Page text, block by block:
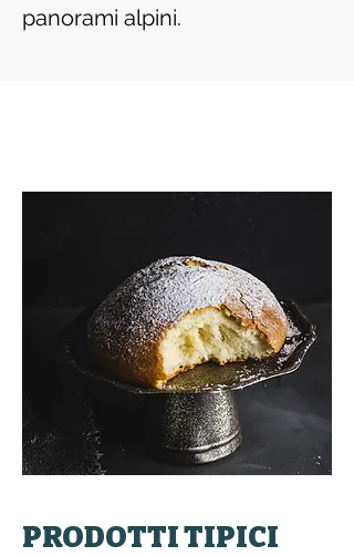
panorami alpini.
PRODOTTI TIPICI